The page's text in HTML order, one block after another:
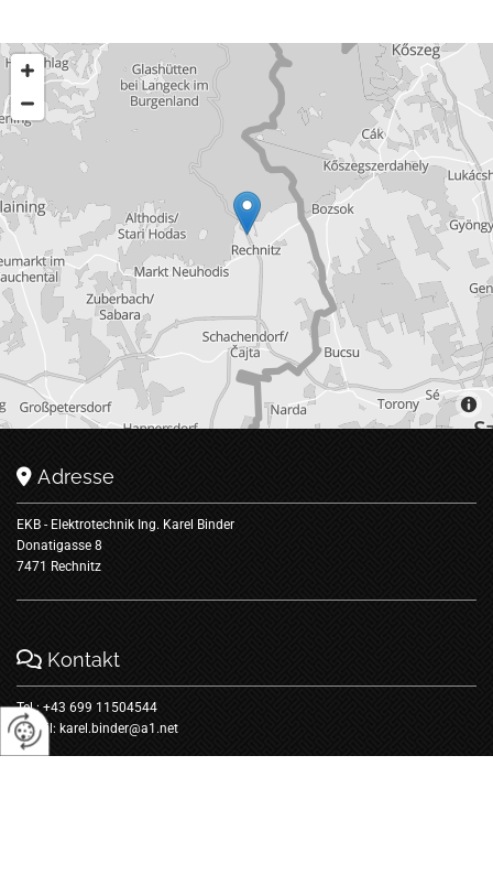
 Adresse
EKB - Elektrotechnik Ing. Karel Binder
Donatigasse 8
7471 Rechnitz
 Kontakt
Tel.:+43 699 11504544
E-Mail: karel.binder@a1.net